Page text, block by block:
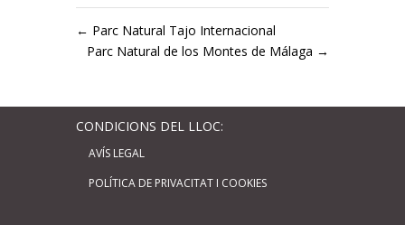
← Parc Natural Tajo Internacional
Parc Natural de los Montes de Málaga →
CONDICIONS DEL LLOC:
AVÍS LEGAL
POLÍTICA DE PRIVACITAT I COOKIES